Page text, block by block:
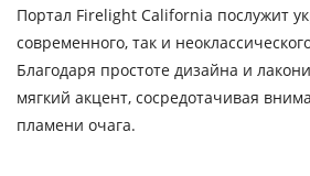
Портал Firelight California послужит
современного, так и
Благодаря простоте дизайна и
мягкий акцент, сосредотачивая
пламени очага.